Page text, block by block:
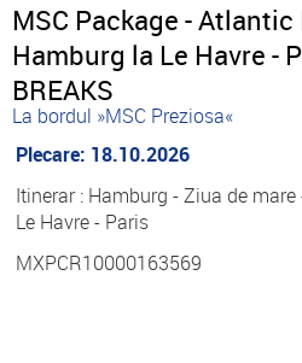
MSC Package -
Hamburg la Le Havre -
BREAKS
La bordul »MSC Preziosa«
Plecare: 18.10.2026
Itinerar : Hamburg - Ziua de
Le Havre - Paris
MXPCR10000163569